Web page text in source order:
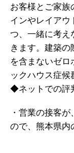
お客様とご家族
インやレイアウ
つ、一緒に考え
きます。建築の
を含まないゼロ
ックハウス症候
◆ネットでの評
・営業の接客
ので、熊本県内